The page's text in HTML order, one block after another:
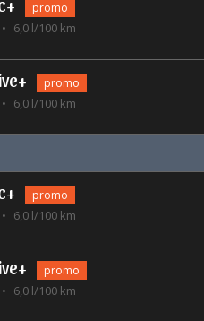
promo
6,0 l/100 km
promo
6,0 l/100 km
promo
6,0 l/100 km
promo
6,0 l/100 km